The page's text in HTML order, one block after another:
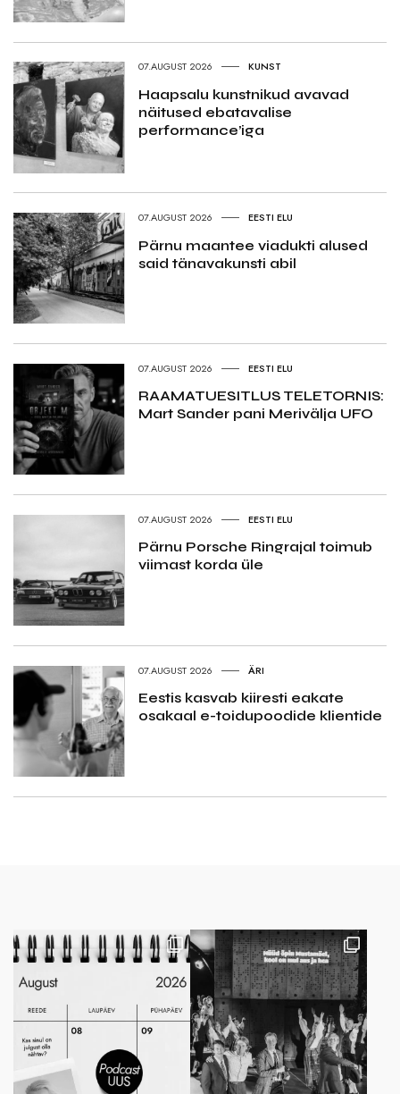
07.AUGUST 2026 KUNST
Haapsalu kunstnikud avavad
näitused ebatavalise
performance’iga
07.AUGUST 2026 EESTI ELU
Pärnu maantee viadukti alused
said tänavakunsti abil
07.AUGUST 2026 EESTI ELU
RAAMATUESITLUS TELETORNIS:
Mart Sander pani Merivälja UFO
07.AUGUST 2026 EESTI ELU
Pärnu Porsche Ringrajal toimub
viimast korda üle
07.AUGUST 2026 ÄRI
Eestis kasvab kiiresti eakate
osakaal e-toidupoodide klientide